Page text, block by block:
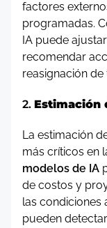
factores
programadas.
IA puede
recomendar
reasignación
2. Estimación
La estimación
más críticos en
modelos de IA
de costos y
las condiciones
pueden